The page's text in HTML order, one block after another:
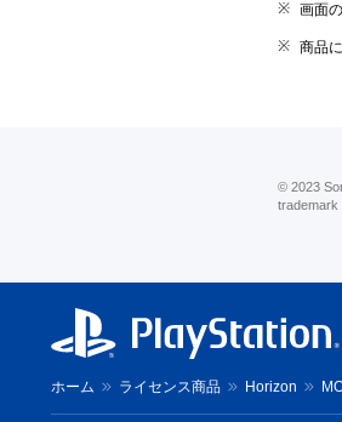
画面
商品
© 2023
trademark
ホーム ライセンス商品 Horizon